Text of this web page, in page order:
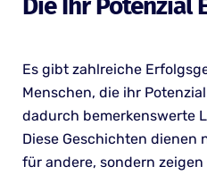
Es gibt zahlreiche
Menschen, die ihr
dadurch bemerkenswerte
Diese Geschichten dienen
für andere, sondern zeigen